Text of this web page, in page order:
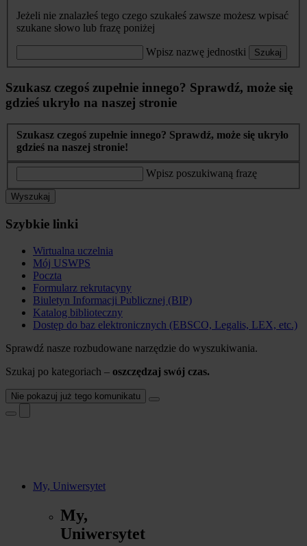
Jeżeli nie znalazłeś tego czego szukałeś zawsze możesz wpisać
szukane słowo lub frazę poniżej
Wpisz nazwę jednostki Szukaj
Szukasz czegoś zupełnie innego? Sprawdź, może się
gdzieś ukryło na naszej stronie
Szukasz czegoś zupełnie innego? Sprawdź, może się ukryło
gdzieś na naszej stronie!
Wpisz poszukiwaną frazę
Wyszukaj
Szybkie linki
Wirtualna uczelnia
Mój USWPS
Poczta
Formularz rekrutacyny
Biuletyn Informacji Publicznej (BIP)
Katalog biblioteczny
Dostęp do baz elektronicznych (EBSCO, Legalis, LEX, etc.)
Sprawdź nasze rozbudowane narzędzie do wyszukiwania.
Szukaj po kategoriach – oszczędzaj swój czas.
Nie pokazuj już tego komunikatu
My, Uniwersytet
My,
Uniwersytet